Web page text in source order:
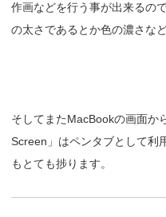
作画などを行う事が出来るの
の太さであるとか色の濃さな
そしてまたMacBookの画面か
Screen」はペンタブとして利
もとても捗ります。